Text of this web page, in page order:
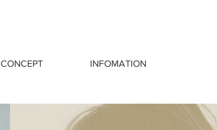
CONCEPT INFOMATION